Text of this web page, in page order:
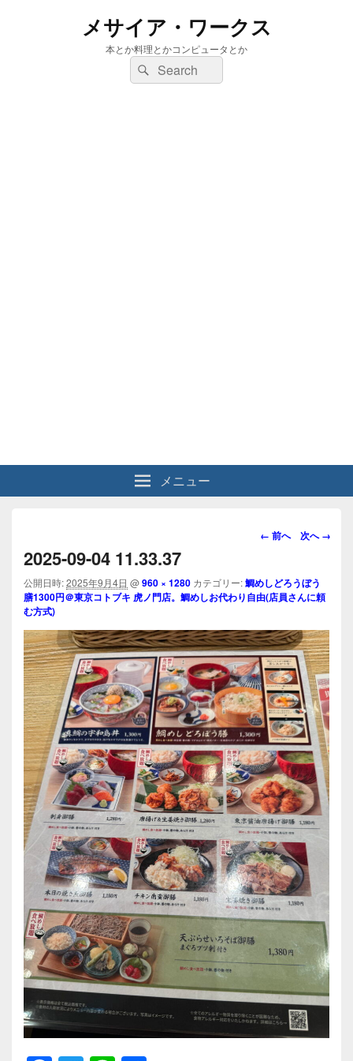
メサイア・ワークス
本とか料理とかコンピュータとか
検
索:
検
索
メニュー
画
ビ
ゲ
シ
ョ
ン
← 前へ 次へ →
2025-09-04 11.33.37
公開日時:2025年9月4日 @960 × 1280 カテゴリー:鯛めしどろうぼう
膳1300円＠東京コトブキ 虎ノ門店。鯛めしお代わり自由(店員さんに頼
む方式)